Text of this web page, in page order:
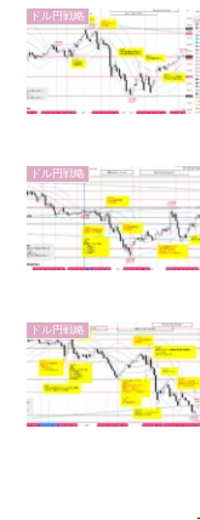
ドル円戦略
ドル円戦略
ドル円戦略